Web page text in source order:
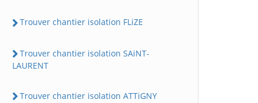
Trouver chantier isolation FLiZE
Trouver chantier isolation SAiNT-
LAURENT
Trouver chantier isolation ATTiGNY